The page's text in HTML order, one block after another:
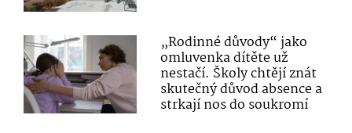
„Rodinné důvody“ jako
omluvenka dítěte už
nestačí. Školy chtějí znát
skutečný důvod absence a
strkají nos do soukromí